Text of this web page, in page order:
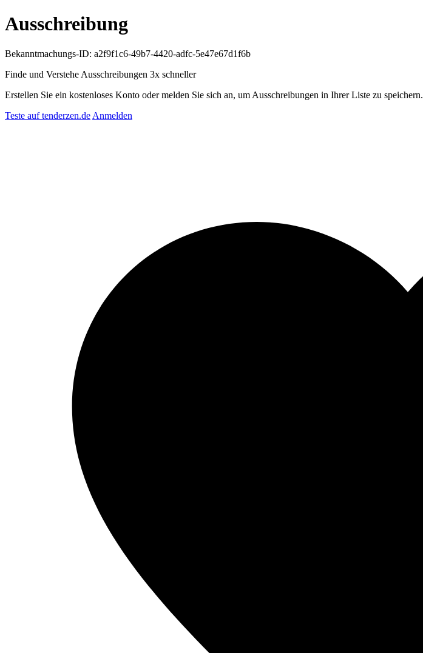
Ausschreibung
Bekanntmachungs-ID: a2f9f1c6-49b7-4420-adfc-5e47e67d1f6b
Finde und Verstehe Ausschreibungen 3x schneller
Erstellen Sie ein kostenloses Konto oder melden Sie sich an, um Ausschreibungen in Ihrer Liste zu speichern.
Teste auf tenderzen.de Anmelden